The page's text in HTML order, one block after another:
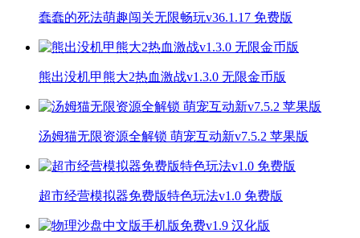
蠢蠢的死法萌趣闯关无限畅玩v36.1.17 免费版
熊出没机甲熊大2热血激战v1.3.0 无限金币版
汤姆猫无限资源全解锁 萌宠互动新v7.5.2 苹果版
超市经营模拟器免费版特色玩法v1.0 免费版